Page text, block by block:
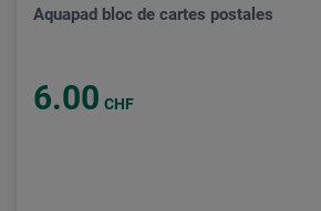
Aquapad bloc de cartes postales
6.00 CHF